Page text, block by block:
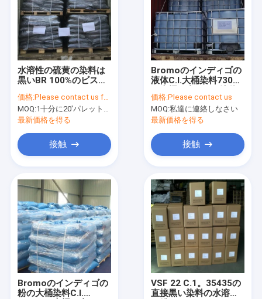
水溶性の硫黄の染料は
黒いBR 100%のビスコ
硫黄で処理する
価格:Please contact us for most competitive price
MOQ:1十分に20'パレットの有無にかかわらず容器
最新価格を得る
接触
Bromoのインディゴの
液体C.I.大桶染料73065
36%
価格:Please contact us
MOQ:私達に連絡しなさい
最新価格を得る
接触
Bromoのインディゴの
粉の大桶染料C.I.
VSF 22 C.1。35435の
直接黒い染料の水溶性